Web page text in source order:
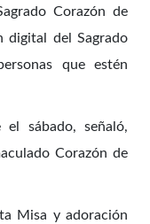
Corazón de
digital del Sagrado
que estén
sábado, señaló,
Corazón de
Misa y adoración